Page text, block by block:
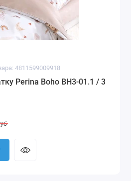
4811599009918
Perina Boho BH3-01.1 / 3